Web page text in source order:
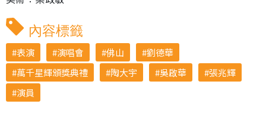
內容標籤
表演 演唱會 佛山
劉德華
萬千星輝頒獎典禮
陶大宇 吳啟華
張兆輝
演員